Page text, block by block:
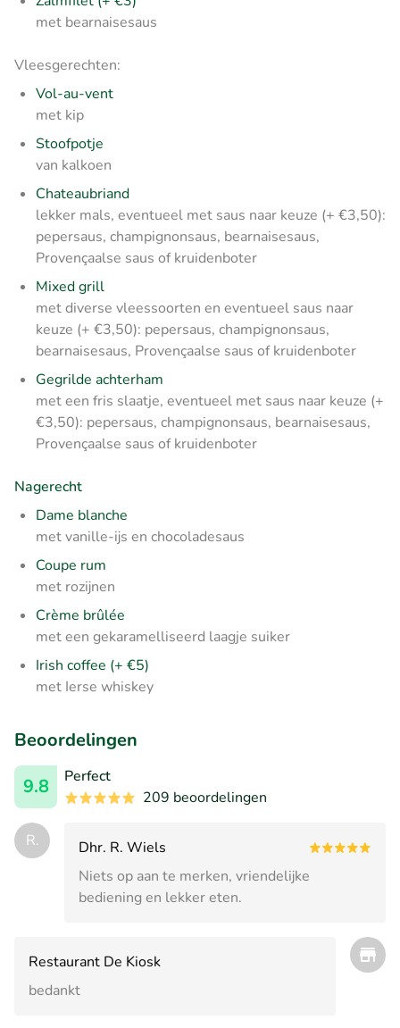
met bearnaisesaus
Vleesgerechten:
Vol-au-vent
met kip
Stoofpotje
van kalkoen
Chateaubriand
lekker mals, eventueel met saus naar keuze (+ €3,50):
pepersaus, champignonsaus, bearnaisesaus,
Provençaalse saus of kruidenboter
Mixed grill
met diverse vleessoorten en eventueel saus naar
keuze (+ €3,50): pepersaus, champignonsaus,
bearnaisesaus, Provençaalse saus of kruidenboter
Gegrilde achterham
met een fris slaatje, eventueel met saus naar keuze (+
€3,50): pepersaus, champignonsaus, bearnaisesaus,
Provençaalse saus of kruidenboter
Nagerecht
Dame blanche
met vanille-ijs en chocoladesaus
Coupe rum
met rozijnen
Crème brûlée
met een gekaramelliseerd laagje suiker
Irish coffee (+ €5)
met Ierse whiskey
Beoordelingen
9.8
Perfect
209 beoordelingen
R.
Dhr. R. Wiels
Niets op aan te merken, vriendelijke
bediening en lekker eten.
Restaurant De Kiosk
bedankt